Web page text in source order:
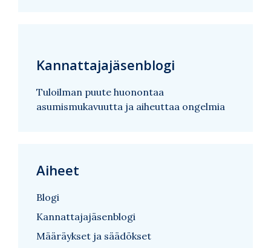
Kannattajajäsenblogi
Tuloilman puute huonontaa
asumismukavuutta ja aiheuttaa ongelmia
Aiheet
Blogi
Kannattajajäsenblogi
Määräykset ja säädökset